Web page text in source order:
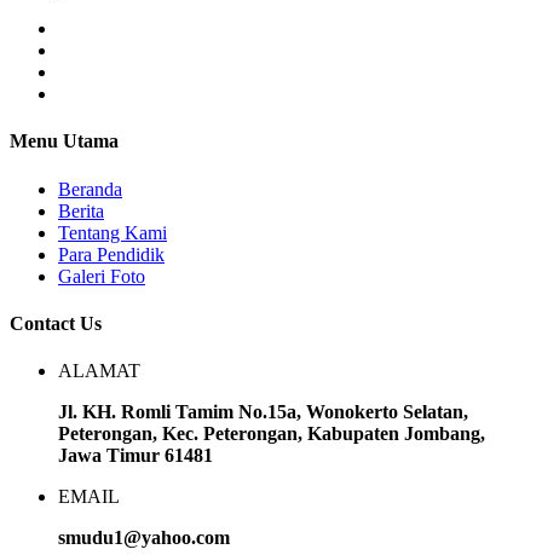
Menu Utama
Beranda
Berita
Tentang Kami
Para Pendidik
Galeri Foto
Contact Us
ALAMAT
Jl. KH. Romli Tamim No.15a, Wonokerto Selatan,
Peterongan, Kec. Peterongan, Kabupaten Jombang,
Jawa Timur 61481
EMAIL
smudu1@yahoo.com